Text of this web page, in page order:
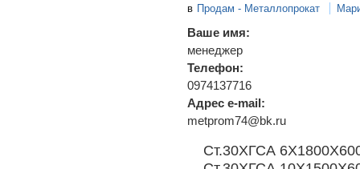
в Продам - Металлопрокат
Ваше имя:
менеджер
Телефон:
0974137716
Адрес e-mail:
metprom74@bk.ru
Ст.30ХГСА